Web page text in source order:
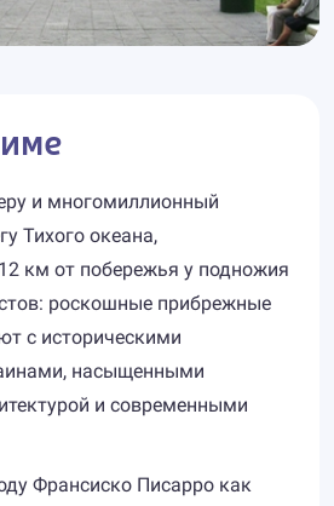
и многомиллионный
Тихого океана,
км от побережья у подножия
роскошные прибрежные
с историческими
насыщенными
и современными
Франсиско Писарро как